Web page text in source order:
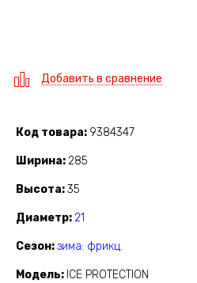
Добавить в сравнение
Код товара 9384347
Ширина 285
Высота 35
Диаметр 21
Сезон зима: фрикц.
Модель ICE PROTECTION